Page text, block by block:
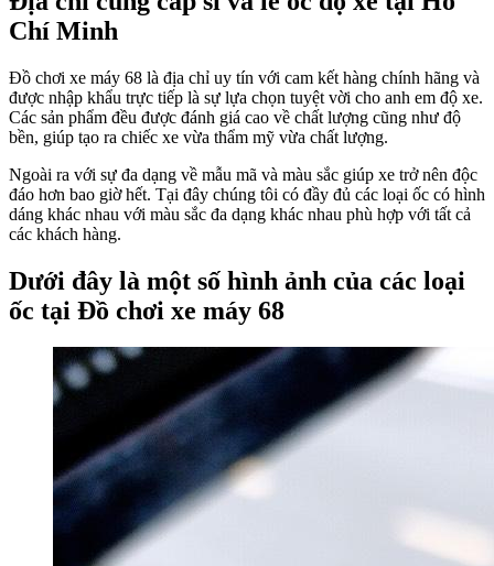
Chí Minh
Đồ chơi xe máy 68 là địa chỉ uy tín với cam kết hàng chính hãng và
được nhập khẩu trực tiếp là sự lựa chọn tuyệt vời cho anh em độ xe.
Các sản phẩm đều được đánh giá cao về chất lượng cũng như độ
bền, giúp tạo ra chiếc xe vừa thẩm mỹ vừa chất lượng.
Ngoài ra với sự đa dạng về mẫu mã và màu sắc giúp xe trở nên độc
đáo hơn bao giờ hết. Tại đây chúng tôi có đầy đủ các loại ốc có hình
dáng khác nhau với màu sắc đa dạng khác nhau phù hợp với tất cả
các khách hàng.
Dưới đây là một số hình ảnh của các loại
ốc tại Đồ chơi xe máy 68